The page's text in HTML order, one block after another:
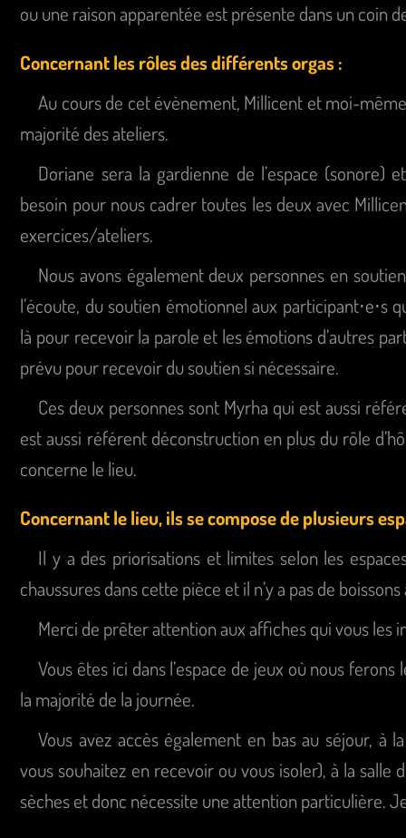
ou une raison apparentée est présente dans un coin
Concernant les rôles des différents orgas :
Au cours de cet évènement, Millicent et moi-
majorité des ateliers.
Doriane sera la gardienne de l’espace (sonore)
besoin pour nous cadrer toutes les deux avec
exercices/ateliers.
Nous avons également deux personnes en
l’écoute, du soutien émotionnel aux participant⋅e⋅s
là pour recevoir la parole et les émotions d’autres
prévu pour recevoir du soutien si nécessaire.
Ces deux personnes sont Myrha qui est aussi
est aussi référent déconstruction en plus du rôle
concerne le lieu.
Concernant le lieu, ils se compose de plusieurs
Il y a des priorisations et limites selon les
chaussures dans cette pièce et il n’y a pas de boissons
Merci de prêter attention aux affiches qui vous les
Vous êtes ici dans l’espace de jeux où nous ferons
la majorité de la journée.
Vous avez accès également en bas au séjour, à
vous souhaitez en recevoir ou vous isoler), à la salle
sèches et donc nécessite une attention particulière.